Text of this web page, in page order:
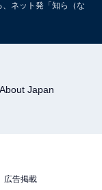
ネット発「知ら（な
Japan
広告掲載